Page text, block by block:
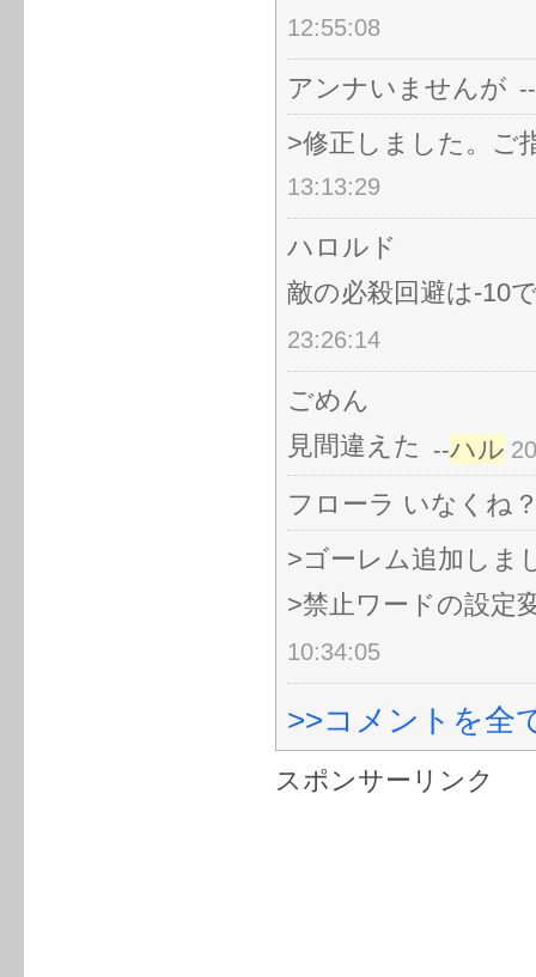
12:55:08
アンナいませんが --
>修正しました。ご
13:13:29
ハロルド
敵の必殺回避は-10
23:26:14
ごめん
見間違えた --ハル
フローラ いなくね
>ゴーレム追加しま
>禁止ワードの設定
10:34:05
>>コメントを全
スポンサーリンク